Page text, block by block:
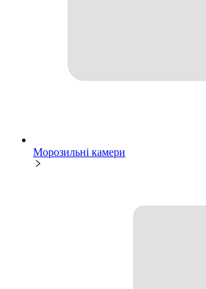
Морозильні камери